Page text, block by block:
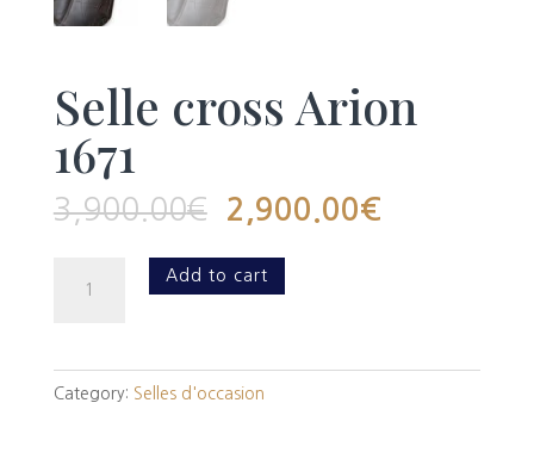
Selle cross Arion
1671
3,900.00€ 2,900.00€
1671
quantity
Add to cart
Category: Selles d'occasion